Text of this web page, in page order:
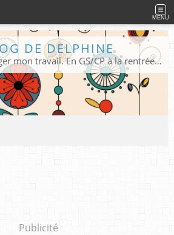
MENU
DE DELPHINE
Blog destiné à partager mon travail. En GS/CP à la rentrée 2026/2027 !
Publicité